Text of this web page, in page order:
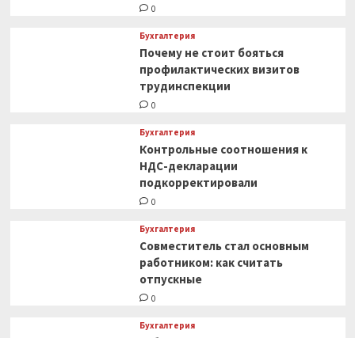
0
Бухгалтерия
Почему не стоит бояться
профилактических визитов
трудинспекции
0
Бухгалтерия
Контрольные соотношения к
НДС-декларации
подкорректировали
0
Бухгалтерия
Совместитель стал основным
работником: как считать
отпускные
0
Бухгалтерия